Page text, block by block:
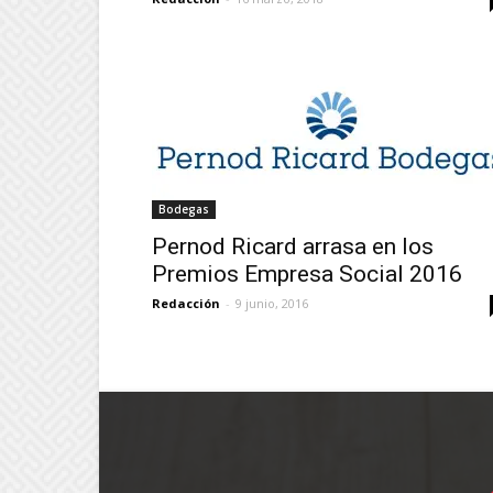
Bodegas
Pernod Ricard arrasa en los
Premios Empresa Social 2016
Redacción - 9 junio, 2016